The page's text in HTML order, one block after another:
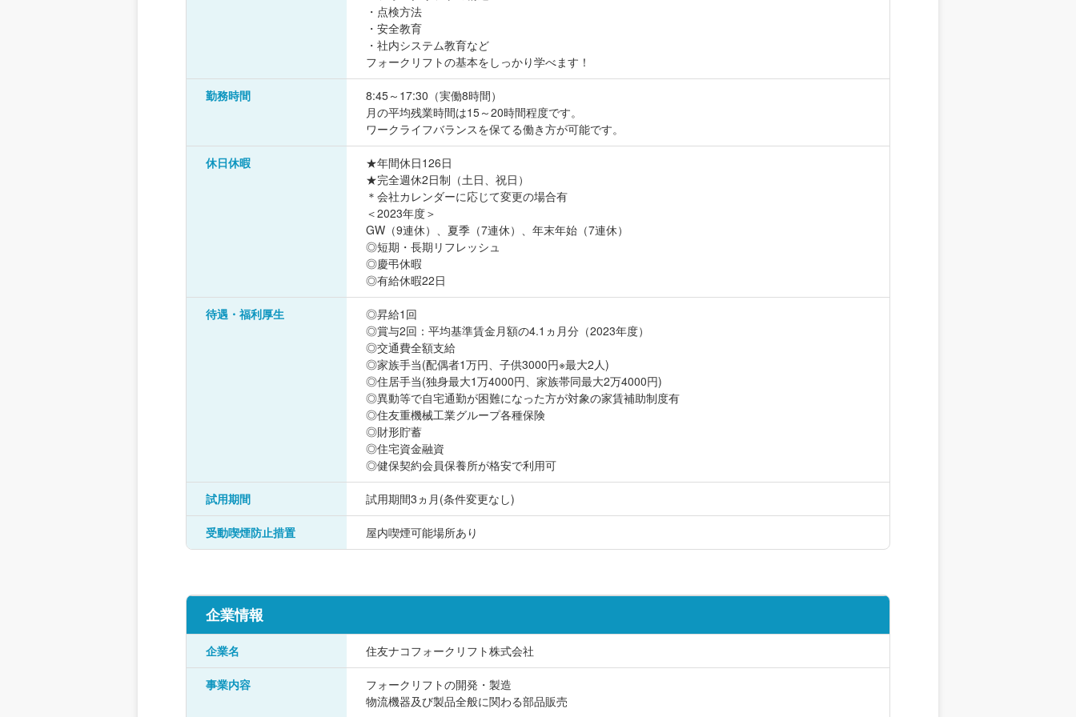
・点検方法
・安全教育
・社内システム教育など
フォークリフトの基本をしっかり学べます！
勤務時間
8:45～17:30（実働8時間）
月の平均残業時間は15～20時間程度です。
ワークライフバランスを保てる働き方が可能です。
休日休暇
★年間休日126日
★完全週休2日制（土日、祝日）
＊会社カレンダーに応じて変更の場合有
＜2023年度＞
GW（9連休）、夏季（7連休）、年末年始（7連休）
◎短期・長期リフレッシュ
◎慶弔休暇
◎有給休暇22日
待遇・福利厚生
◎昇給1回
◎賞与2回：平均基準賃金月額の4.1ヵ月分（2023年度）
◎交通費全額支給
◎家族手当(配偶者1万円、子供3000円※最大2人)
◎住居手当(独身最大1万4000円、家族帯同最大2万4000円)
◎異動等で自宅通勤が困難になった方が対象の家賃補助制度有
◎住友重機械工業グループ各種保険
◎財形貯蓄
◎住宅資金融資
◎健保契約会員保養所が格安で利用可
試用期間 試用期間3ヵ月(条件変更なし)
受動喫煙防止措置 屋内喫煙可能場所あり
企業情報
企業名 住友ナコフォークリフト株式会社
事業内容
フォークリフトの開発・製造
物流機器及び製品全般に関わる部品販売